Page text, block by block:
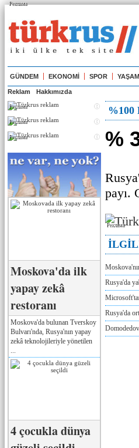
Реклама
GÜNDEM EKONOMİ SPOR YAŞAM
Reklam Hakkımızda
Реклама
Реклама
Реклама
Moskova'da ilk
yapay zekâ
restoranı
Moskova'da bulunan Tverskoy
Bulvarı'nda, Rusya'nın yapay
zekâ teknolojileriyle yönetilen
4 çocukla dünya
%100
%
payı.
Реклама
Rusya'da
Rusya'da